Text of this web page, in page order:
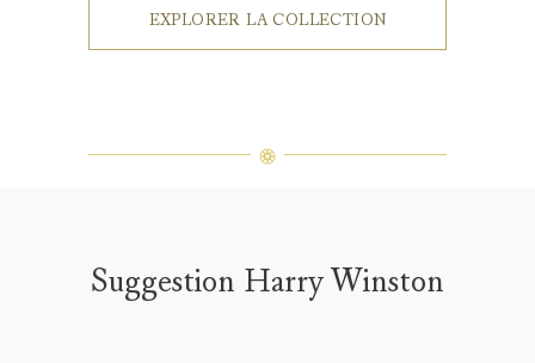
EXPLORER LA COLLECTION
Suggestion Harry Winston